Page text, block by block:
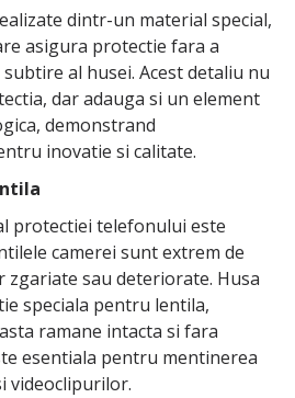
dintr-un material special,
asigura protectie fara a
al husei. Acest detaliu nu
dar adauga si un element
demonstrand
inovatie si calitate.
protectiei telefonului este
camerei sunt extrem de
zgariate sau deteriorate. Husa
speciala pentru lentila,
ramane intacta si fara
esentiala pentru mentinerea
videoclipurilor.